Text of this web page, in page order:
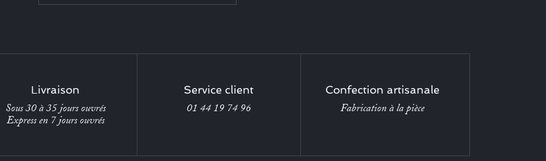
Livraison
Sous 30 à 35 jours ouvrés
Express en 7 jours ouvrés
Service client
01 44 19 74 96
Confection artisanale
Fabrication à la pièce